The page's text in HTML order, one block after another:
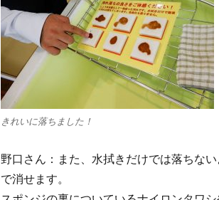
きれいに落ちました！
野口さん：また、水拭きだけでは落ちな
で消せます。